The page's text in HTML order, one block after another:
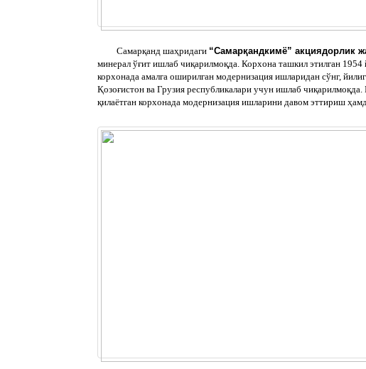
Самарқанд шаҳридаги “Самарқандкимё” акциядорлик
минерал ўғит ишлаб чиқарилмоқда. Корхона ташкил этилган
корхонада амалга оширилган модернизация ишларидан сўнг,
Қозоғистон ва Грузия республикалари учун ишлаб
қилаётган корхонада модернизация ишларини давом эттириш